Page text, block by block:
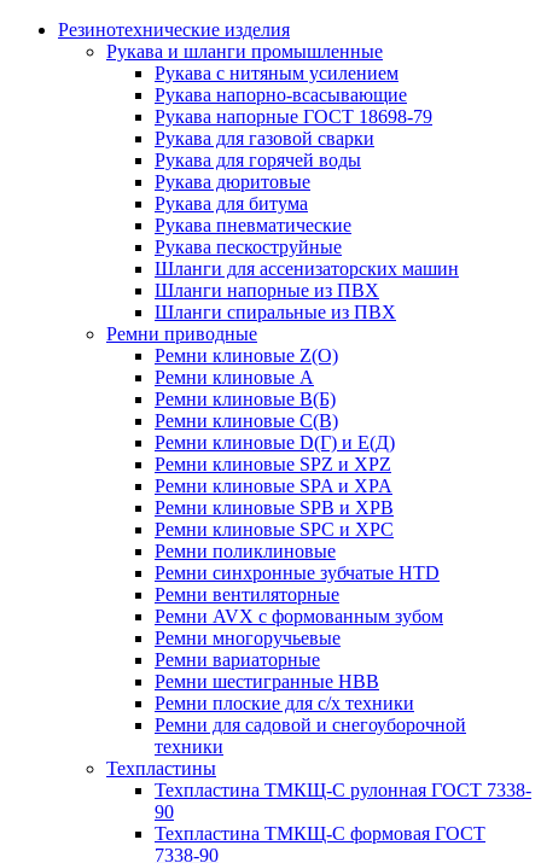
Резинотехнические изделия
Рукава и шланги промышленные
Рукава с нитяным усилением
Рукава напорно-всасывающие
Рукава напорные ГОСТ 18698-79
Рукава для газовой сварки
Рукава для горячей воды
Рукава дюритовые
Рукава для битума
Рукава пневматические
Рукава пескоструйные
Шланги для ассенизаторских машин
Шланги напорные из ПВХ
Шланги спиральные из ПВХ
Ремни приводные
Ремни клиновые Z(О)
Ремни клиновые А
Ремни клиновые В(Б)
Ремни клиновые С(В)
Ремни клиновые D(Г) и Е(Д)
Ремни клиновые SPZ и XPZ
Ремни клиновые SPA и XPA
Ремни клиновые SPB и XPB
Ремни клиновые SPC и XPC
Ремни поликлиновые
Ремни синхронные зубчатые HTD
Ремни вентиляторные
Ремни AVX с формованным зубом
Ремни многоручьевые
Ремни вариаторные
Ремни шестигранные HBB
Ремни плоские для с/х техники
Ремни для садовой и снегоуборочной
техники
Техпластины
Техпластина ТМКЩ-С рулонная ГОСТ 7338-
90
Техпластина ТМКЩ-С формовая ГОСТ
7338-90